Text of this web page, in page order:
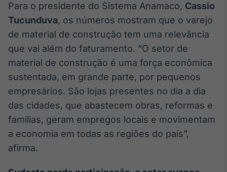
Conteúdos e
dados para
displays e telas
Broadcast
Curadoria
Curadoria de
conteúdos
noticiosos
Soluções de
Tecnologia
Radar
Para o presidente do Sistema Anamaco, Cassio
Tucunduva, os números mostram que o varejo
de material de construção tem uma relevância
que vai além do faturamento. “O setor de
material de construção é uma força econômica
sustentada, em grande parte, por pequenos
empresários. São lojas presentes no dia a dia
das cidades, que abastecem obras, reformas e
famílias, geram empregos locais e movimentam
a economia em todas as regiões do país”,
afirma.